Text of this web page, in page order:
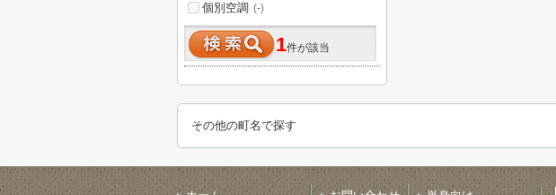
個別空調 (-)
1件が該当
その他の町名で探す